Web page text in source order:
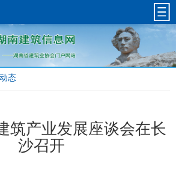
态
筑产业发展座谈会在长
沙召开